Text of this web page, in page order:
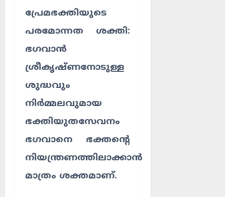
പ്രേമഭക്തിയുടെ
പരമോന്നത ശക്തി:
ഭഗവാൻ
ശ്രീകൃഷ്ണനോടുള്ള
ശുദ്ധവും
നിർമ്മലവുമായ
ഭക്തിയുതസേവനം
ഭഗവാനെ ഭക്തന്റെ
നിയന്ത്രണത്തിലാക്കാൻ
മാത്രം ശക്തമാണ്.